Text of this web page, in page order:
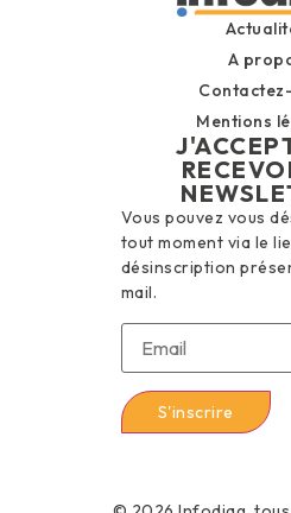
A
Mentions
Vous pouvez vous
tout moment via le
désinscription
mail.